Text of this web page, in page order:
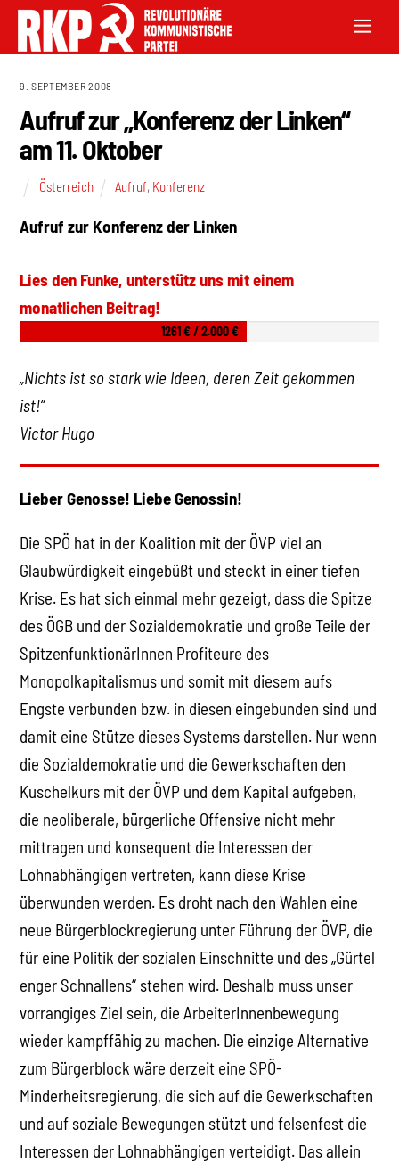
9. SEPTEMBER 2008
Aufruf zur „Konferenz der Linken“
am 11. Oktober
Österreich Aufruf, Konferenz
Aufruf zur Konferenz der Linken
Lies den Funke, unterstütz uns mit einem
monatlichen Beitrag!
1261 € / 2.000 €
„Nichts ist so stark wie Ideen, deren Zeit gekommen
ist!“
Victor Hugo
Lieber Genosse! Liebe Genossin!
Die SPÖ hat in der Koalition mit der ÖVP viel an
Glaubwürdigkeit eingebüßt und steckt in einer tiefen
Krise. Es hat sich einmal mehr gezeigt, dass die Spitze
des ÖGB und der Sozialdemokratie und große Teile der
SpitzenfunktionärInnen Profiteure des
Monopolkapitalismus und somit mit diesem aufs
Engste verbunden bzw. in diesen eingebunden sind und
damit eine Stütze dieses Systems darstellen. Nur wenn
die Sozialdemokratie und die Gewerkschaften den
Kuschelkurs mit der ÖVP und dem Kapital aufgeben,
die neoliberale, bürgerliche Offensive nicht mehr
mittragen und konsequent die Interessen der
Lohnabhängigen vertreten, kann diese Krise
überwunden werden. Es droht nach den Wahlen eine
neue Bürgerblockregierung unter Führung der ÖVP, die
für eine Politik der sozialen Einschnitte und des „Gürtel
enger Schnallens“ stehen wird. Deshalb muss unser
vorrangiges Ziel sein, die ArbeiterInnenbewegung
wieder kampffähig zu machen. Die einzige Alternative
zum Bürgerblock wäre derzeit eine SPÖ-
Minderheitsregierung, die sich auf die Gewerkschaften
und auf soziale Bewegungen stützt und felsenfest die
Interessen der Lohnabhängigen verteidigt. Das allein